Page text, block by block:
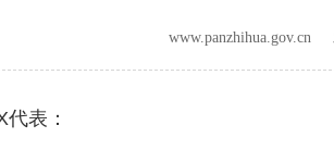
www.panzhihua.gov.cn
代表：